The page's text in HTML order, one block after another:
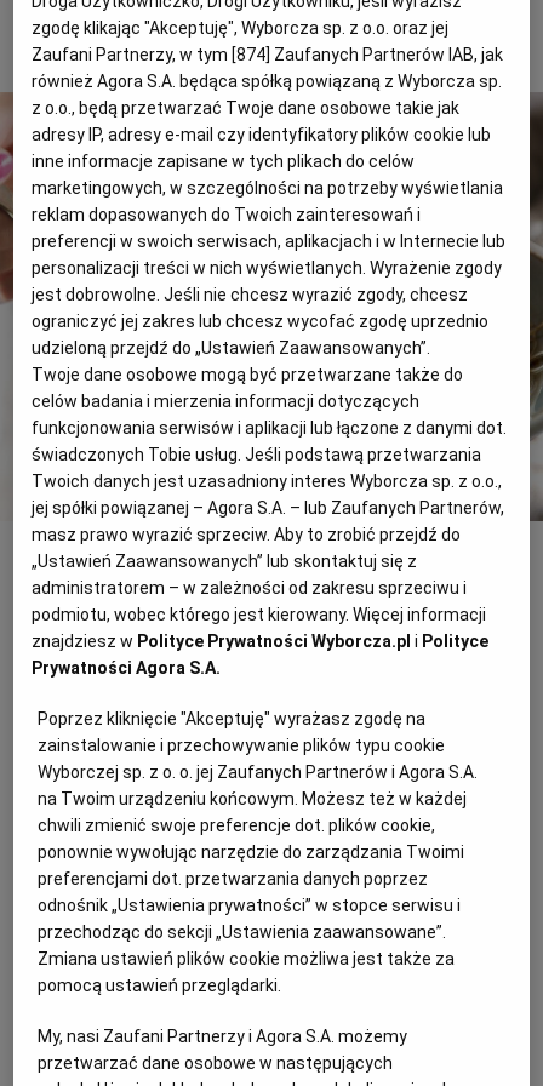
LUBLIN
ŁÓDŹ
OLSZTYN
OPOLE
PŁOCK
POZNAŃ
RADOM
RYBNIK
RZESZÓW
SOSNOWIEC
SZCZECIN
TORUŃ
TRÓJMIASTO
WAŁBRZYCH
WARSZAWA
PUBLIO.PL
KULTURALNYSKLEP.PL
DZIECKO
ZDROWIE
POGODA
PODRÓŻE
WIDEO
FORUM
1 z 4
Fot. Dagna Napieraj
Pad Thai
Najbardziej znane danie kuchni tajskiej. W odróżnieniu
od większości tamtejszych potraw ma lekko słodki
pokrojonym w cienkie plastry kurczakiem, kawałkami
wołowiny lub z tofu (to wersja wegetariańska). U nas
Pad Thai z krewetkami - zajrzyjcie na następną stronę
Przepis przygotowany przez restaurację "Why Thai
Food & Wine"
(dla 4 osób)
4 łyżeczki pasty tamaryndowej
zgodę klikając "Akceptuję", Wyborcza sp. z o.o. oraz jej
Zaufani Partnerzy, w tym [874] Zaufanych Partnerów IAB, jak
również Agora S.A. będąca spółką powiązaną z Wyborcza sp.
z o.o., będą przetwarzać Twoje dane osobowe takie jak
adresy IP, adresy e-mail czy identyfikatory plików cookie lub
inne informacje zapisane w tych plikach do celów
marketingowych, w szczególności na potrzeby wyświetlania
reklam dopasowanych do Twoich zainteresowań i
preferencji w swoich serwisach, aplikacjach i w Internecie lub
personalizacji treści w nich wyświetlanych. Wyrażenie zgody
jest dobrowolne. Jeśli nie chcesz wyrazić zgody, chcesz
ograniczyć jej zakres lub chcesz wycofać zgodę uprzednio
udzieloną przejdź do „Ustawień Zaawansowanych”.
Twoje dane osobowe mogą być przetwarzane także do
celów badania i mierzenia informacji dotyczących
funkcjonowania serwisów i aplikacji lub łączone z danymi dot.
świadczonych Tobie usług. Jeśli podstawą przetwarzania
Twoich danych jest uzasadniony interes Wyborcza sp. z o.o.,
jej spółki powiązanej – Agora S.A. – lub Zaufanych Partnerów,
masz prawo wyrazić sprzeciw. Aby to zrobić przejdź do
„Ustawień Zaawansowanych” lub skontaktuj się z
administratorem – w zależności od zakresu sprzeciwu i
podmiotu, wobec którego jest kierowany. Więcej informacji
znajdziesz w Polityce Prywatności Wyborcza.pl i Polityce
Prywatności Agora S.A.
Poprzez kliknięcie "Akceptuję" wyrażasz zgodę na
zainstalowanie i przechowywanie plików typu cookie
Wyborczej sp. z o. o. jej Zaufanych Partnerów i Agora S.A.
na Twoim urządzeniu końcowym. Możesz też w każdej
chwili zmienić swoje preferencje dot. plików cookie,
ponownie wywołując narzędzie do zarządzania Twoimi
preferencjami dot. przetwarzania danych poprzez
odnośnik „Ustawienia prywatności” w stopce serwisu i
przechodząc do sekcji „Ustawienia zaawansowane”.
Zmiana ustawień plików cookie możliwa jest także za
pomocą ustawień przeglądarki.
My, nasi Zaufani Partnerzy i Agora S.A. możemy
przetwarzać dane osobowe w następujących